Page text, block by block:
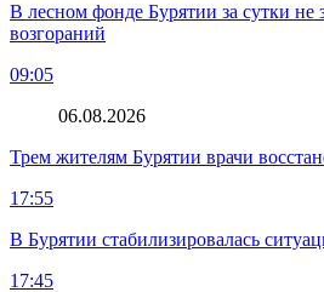
В лесном фонде Бурятии за сутки не
возгораний
09:05
06.08.2026
Трем жителям Бурятии врачи
17:55
В Бурятии стабилизировалась
17:45